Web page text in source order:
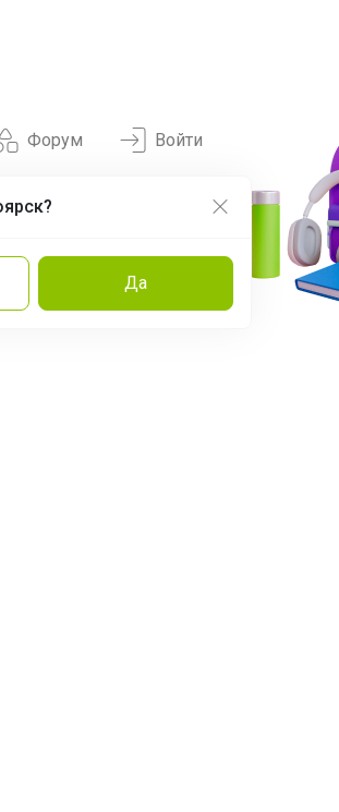
Форум
Да
Войти
Эксперты